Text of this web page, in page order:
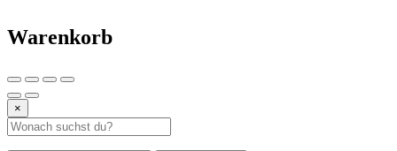
Warenkorb
×